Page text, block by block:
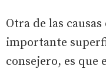
Otra de las
importante
consejero, es que